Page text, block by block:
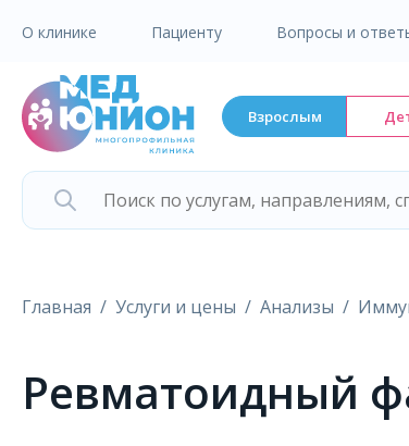
О клинике Пациенту Вопросы и
Взрослым
Главная Услуги и цены Анализы
Ревматоидный